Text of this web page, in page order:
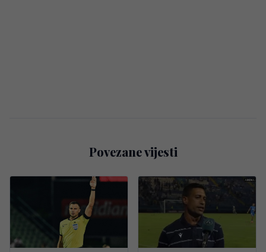
Povezane vijesti